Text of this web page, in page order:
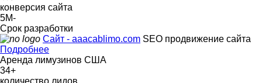
конверсия сайта
5М-
Срок разработки
Сайт - aaacablimo.com SEO продвижение сайта
Подробнее
Аренда лимузинов США
34+
количество лидов